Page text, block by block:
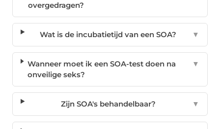
overgedragen?
Wat is de incubatietijd van een SOA? ▼
Wanneer moet ik een SOA-test doen na
onveilige seks?
▼
Zijn SOA's behandelbaar? ▼